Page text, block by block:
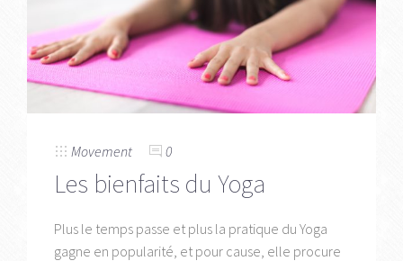
Movement 0
Les bienfaits du Yoga
Plus le temps passe et plus la pratique du Yoga
gagne en popularité, et pour cause, elle procure